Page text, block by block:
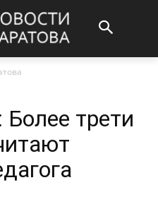
трети